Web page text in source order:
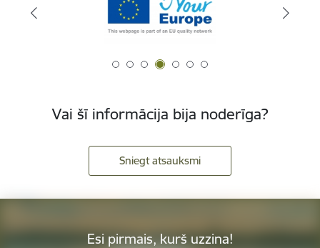
Vai šī informācija bija noderīga?
Sniegt atsauksmi
Esi pirmais, kurš uzzina!